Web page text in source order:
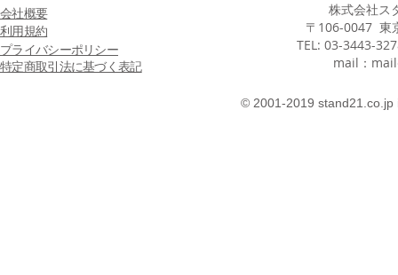
会社概要
利用規約
プライバシーポリシー
特定商取引法に基づく表記
株式会社ス
〒106-0047 東
TEL: 03-3443-
mail：
© 2001-2019 stand21.co.jp